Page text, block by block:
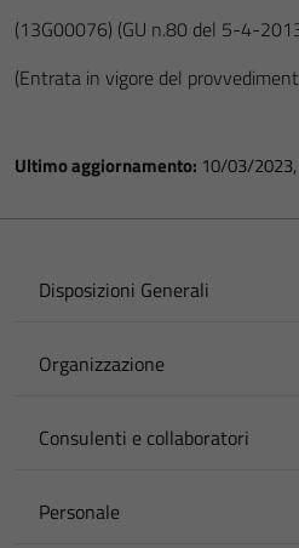
(13G00076) (GU n.80 del 5-4-
(Entrata in vigore del
Ultimo aggiornamento: 10/03/
Disposizioni Generali
Organizzazione
Consulenti e collaboratori
Personale